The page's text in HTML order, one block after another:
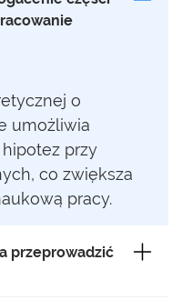
o
umożliwia
przy
co zwiększa
pracy.
przeprowadzić